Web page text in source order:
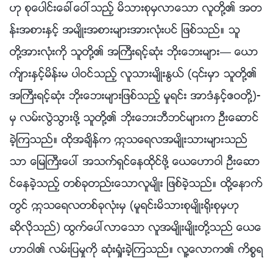
ဟု စုေပါင္းေခၚေဝၚသည့္ မိသားစုမွလာေသာ လူတို႔၏ အတ
န္းအစားႏွင့္ အမ်ိဳးအစားမ်ားအားလုံးပင္ ျဖစ္သည္။ သူ
တို႔အားလုံးကို သူတို႔၏ အႀကီးရင့္ဆုံး ဘိုးေဘးမ်ား— ေယာ
က္်ားႏွင့္မိန္းမ ပါဝင္သည့္ လူသားမ်ိဳးႏြယ္ (၎မွာ သူတို႔၏
အႀကီးရင့္ဆုံး ဘိုးေဘးမ်ားျဖစ္သည့္ မူရင္း အာဒံႏွင့္ဧဝတို႔)-
မွ လမ္းလြဲသြားဖို႔ သူတို႔၏ ဘိုးေဘးဘီဘင္မ်ားက ဦးေဆာင္
ခဲ့ၾကသည္။ ထိုအခ်ိန္က ဣသေရလအမ်ိဳးသားမ်ားသည္
သာ ေျမႀကီးေပၚ အသက္ရွင္ေနထိုင္ဖို႔ ေယေဟာဝါ ဦးေဆာ
င္ေနခဲ့သည့္ တစ္ခုတည္းေသာလူမ်ိဳး ျဖစ္ခဲ့သည္။ ထို႔ေနာက္
တြင္ ဣသေရလတစ္ခုလုံးမွ (မူရင္းမိသားစုမ်ိဳး႐ိုးစုမွဟု
ဆိုလိုသည္) ထြက္ေပၚလာေသာ လူအမ်ိဳးမ်ိဳးတို႔သည္ ေယေ
ဟာဝါ၏ လမ္းျပမႈကို ဆုံးရႈံးခဲ့ၾကသည္။ လူ႔ေလာက၏ ကိစၥရ